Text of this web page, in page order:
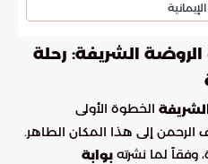
الشريفة: رحلة
الخطوة الأولى
إلى هذا المكان الطاهر.
وفقاً لما نشرته بوابة